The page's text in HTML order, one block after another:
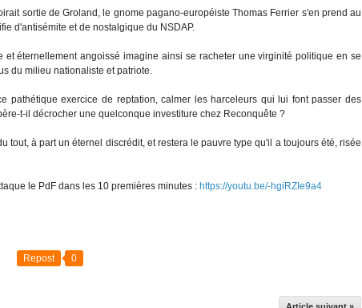
sortie de Groland, le gnome pagano-européiste Thomas Ferrier s'en prend au
d'antisémite et de nostalgique du NSDAP.
et éternellement angoissé imagine ainsi se racheter une virginité politique en se
du milieu nationaliste et patriote.
pathétique exercice de reptation, calmer les harceleurs qui lui font passer des
t-il décrocher une quelconque investiture chez Reconquête ?
tout, à part un éternel discrédit, et restera le pauvre type qu'il a toujours été, risée
le PdF dans les 10 premières minutes : https://youtu.be/-hgiRZIe9a4
Repost 0